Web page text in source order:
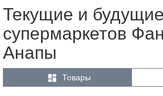
Текущие и
супермаркетов
Анапы
 Товары